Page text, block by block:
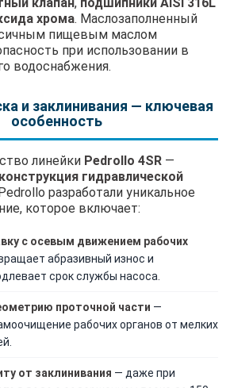
хрома. Маслозаполненный
пищевым маслом
при использовании в
водоснабжения.
и заклинивания — ключевая
особенность
линейки Pedrollo 4SR —
гидравлической
разработали уникальное
которое включает:
с осевым движением рабочих
абразивный износ и
срок службы насоса.
проточной части —
рабочих органов от мелких
от заклинивания — даже при